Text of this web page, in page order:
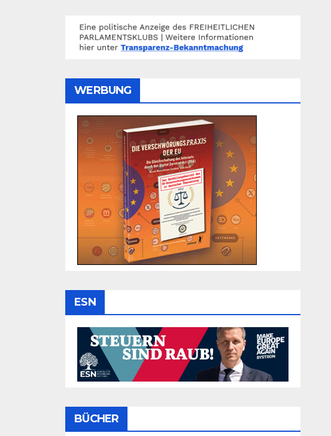
WERBUNG
ESN
BÜCHER